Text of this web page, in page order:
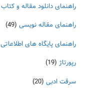
راهنمای دانلود مقاله و کتاب
راهنمای مقاله نویسی (49)
راهنمای پایگاه های اطلاعاتی
رپورتاژ (19)
سرقت ادبی (20)